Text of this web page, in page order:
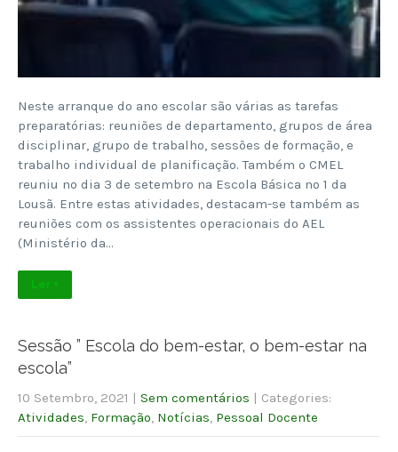
Neste arranque do ano escolar são várias as tarefas
preparatórias: reuniões de departamento, grupos de área
disciplinar, grupo de trabalho, sessões de formação, e
trabalho individual de planificação. Também o CMEL
reuniu no dia 3 de setembro na Escola Básica nº 1 da
Lousã. Entre estas atividades, destacam-se também as
reuniões com os assistentes operacionais do AEL
(Ministério da…
Ler +
Sessão ” Escola do bem-estar, o bem-estar na
escola”
10 Setembro, 2021 | Sem comentários | Categories:
Atividades Formação Notícias Pessoal Docente